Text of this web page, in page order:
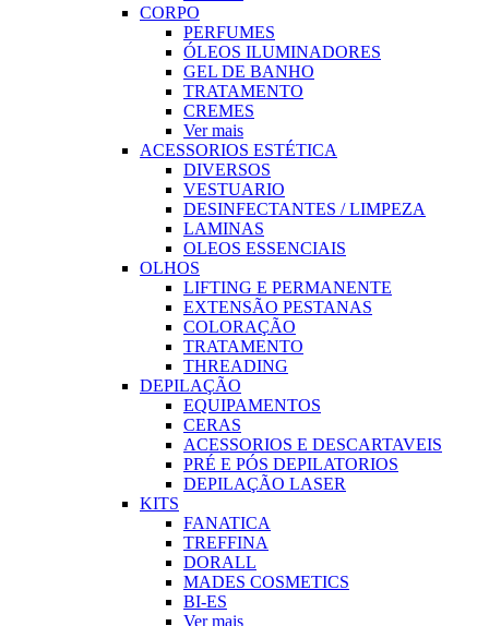
CORPO
PERFUMES
ÓLEOS ILUMINADORES
GEL DE BANHO
TRATAMENTO
CREMES
Ver mais
ACESSORIOS ESTÉTICA
DIVERSOS
VESTUARIO
DESINFECTANTES / LIMPEZA
LAMINAS
OLEOS ESSENCIAIS
OLHOS
LIFTING E PERMANENTE
EXTENSÃO PESTANAS
COLORAÇÃO
TRATAMENTO
THREADING
DEPILAÇÃO
EQUIPAMENTOS
CERAS
ACESSORIOS E DESCARTAVEIS
PRÉ E PÓS DEPILATORIOS
DEPILAÇÃO LASER
KITS
FANATICA
TREFFINA
DORALL
MADES COSMETICS
BI-ES
Ver mais